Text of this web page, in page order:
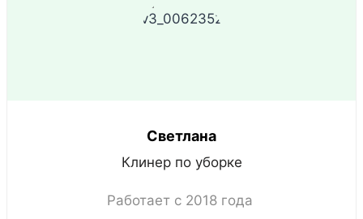
Светлана
Клинер по уборке
Работает с 2018 года